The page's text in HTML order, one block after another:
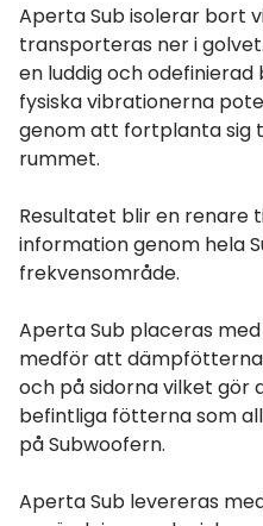
Aperta Sub isolerar bort
transporteras ner i
en luddig och
fysiska vibrationerna
genom att fortplanta sig
rummet.
Resultatet blir en renare
information genom hela
frekvensområde.
Aperta Sub placeras
medför att
och på sidorna vilket gör
befintliga fötterna som
på Subwoofern.
Aperta Sub levereras